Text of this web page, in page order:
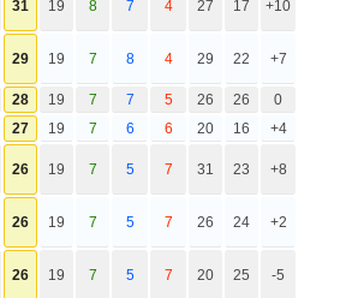
31 19 8 7 4 27 17 +10
29 19 7 8 4 29 22 +7
28 19 7 7 5 26 26
0
27 19 7 6 6 20 16 +4
26 19 7 5 7 31 23 +8
26 19 7 5 7 26 24 +2
26 19 7 5 7 20 25 -5